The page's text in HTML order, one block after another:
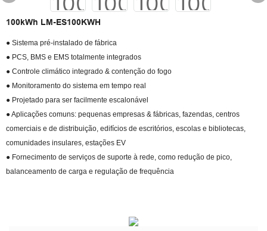
100kWh LM-ES100KWH
● Sistema pré-instalado de fábrica
● PCS, BMS e EMS totalmente integrados
● Controle climático integrado & contenção do fogo
● Monitoramento do sistema em tempo real
● Projetado para ser facilmente escalonável
● Aplicações comuns: pequenas empresas & fábricas, fazendas, centros
comerciais e de distribuição, edifícios de escritórios, escolas e bibliotecas,
comunidades insulares, estações EV
● Fornecimento de serviços de suporte à rede, como redução de pico,
balanceamento de carga e regulação de frequência